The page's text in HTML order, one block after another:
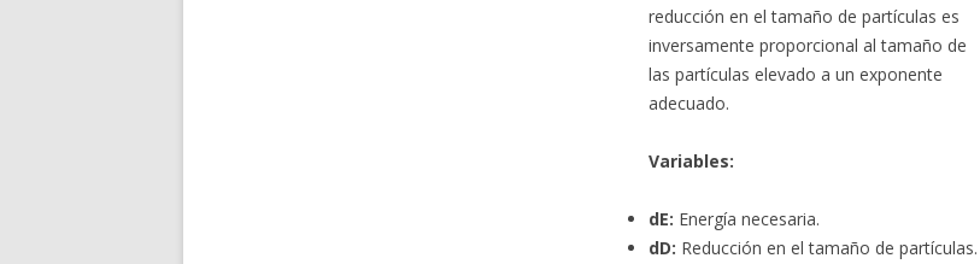
reducción en el tamaño de partículas es
inversamente proporcional al tamaño de
las partículas elevado a un exponente
adecuado.
Variables:
dE: Energía necesaria.
dD: Reducción en el tamaño de partículas.